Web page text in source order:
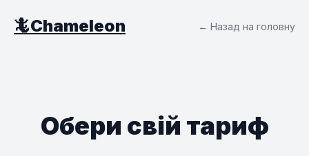
🦎Chameleon ← Назад на головну
Обери свій тариф